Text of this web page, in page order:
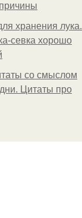
хранения лука.
севка хорошо
со смыслом
Цитаты про